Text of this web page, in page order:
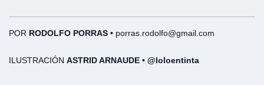
POR RODOLFO PORRAS • porras.rodolfo@gmail.com
ILUSTRACIÓN ASTRID ARNAUDE • @loloentinta